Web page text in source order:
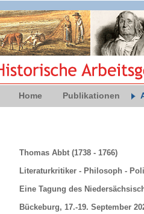
Home Publikationen
Thomas Abbt (1738 - 1766)
Literaturkritiker - Philosoph -
Eine Tagung des
Bückeburg, 17.-19. September